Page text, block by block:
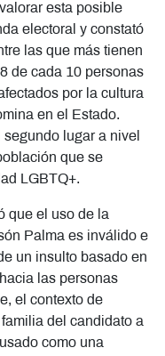
esta posible
electoral y constató
las que más tienen
de cada 10 personas
por la cultura
en el Estado.
lugar a nivel
que se
LGBTQ+.
que el uso de la
Palma es inválido e
un insulto basado en
las personas
el contexto de
del candidato a
como una